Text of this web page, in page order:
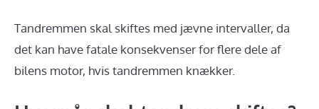
Tandremmen skal skiftes med jævne intervaller, da
det kan have fatale konsekvenser for flere dele af
bilens motor, hvis tandremmen knækker.